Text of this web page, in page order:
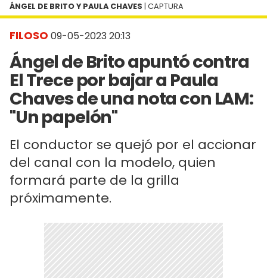
FILOSO 09-05-2023 20:13
Ángel de Brito apuntó contra
El Trece por bajar a Paula
Chaves de una nota con LAM:
"Un papelón"
El conductor se quejó por el accionar
del canal con la modelo, quien
formará parte de la grilla
próximamente.
ÁNGEL DE BRITO Y PAULA CHAVES | CAPTURA